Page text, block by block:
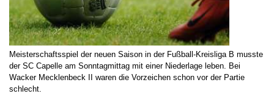
Meisterschaftsspiel der neuen Saison in der Fußball-Kreisliga B musste
der SC Capelle am Sonntagmittag mit einer Niederlage leben. Bei
Wacker Mecklenbeck II waren die Vorzeichen schon vor der Partie
schlecht.